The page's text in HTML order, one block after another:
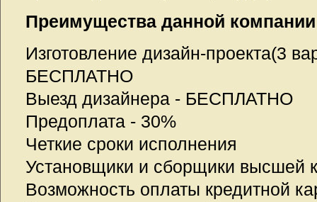
Преимущества данной
Изготовление дизайн-проекта(3
БЕСПЛАТНО
Выезд дизайнера - БЕСПЛАТНО
Предоплата - 30%
Четкие сроки исполнения
Установщики и сборщики высшей
Возможность оплаты кредитной